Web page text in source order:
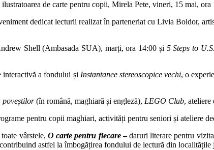
de carte pentru copii, Mirela Pete, vineri, 15 mai,
dedicat lecturii realizat în parteneriat cu Livia Boldor,
Shell (Ambasada SUA), marți, ora 14:00 și 5 Steps to
interactivă a fondului și Instantanee stereoscopice vechi, o
poveștilor(în română, maghiară și engleză), LEGO Club, ateliere
pentru copii maghiari, activități pentru seniori și ateliere
vârstele, O carte pentru fiecare –daruri literare pentru
contribuind astfel la îmbogățirea fondului de lectură din